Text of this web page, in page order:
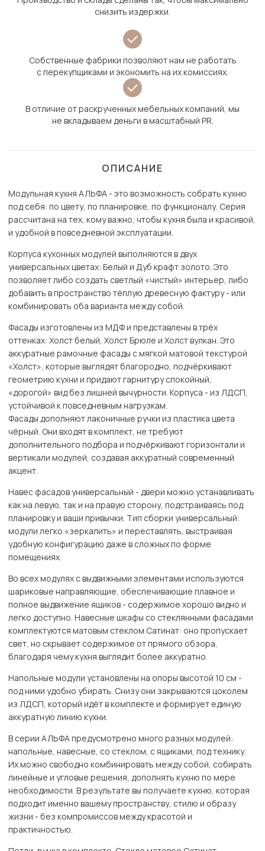
снизить издержки.
Собственные фабрики позволяют нам не работать
с перекупщиками и экономить на их комиссиях.
В отличие от раскрученных мебельных компаний, мы
не вкладываем деньги в масштабный PR.
ОПИСАНИЕ
Модульная кухня АЛЬФА - это возможность собрать кухню
под себя: по цвету, по планировке, по функционалу. Серия
рассчитана на тех, кому важно, чтобы кухня была и красивой,
и удобной в повседневной эксплуатации.
Корпуса кухонных модулей выполняются в двух
универсальных цветах: Белый и Дуб крафт золото. Это
позволяет либо создать светлый «чистый» интерьер, либо
добавить в пространство тёплую древесную фактуру - или
комбинировать оба варианта между собой.
Фасады изготовлены из МДФ и представлены в трёх
оттенках: Холст белый, Холст Брюле и Холст вулкан. Это
аккуратные рамочные фасады с мягкой матовой текстурой
«Холст», которые выглядят благородно, подчёркивают
геометрию кухни и придают гарнитуру спокойный,
«дорогой» вид без лишней вычурности. Корпуса - из ЛДСП,
устойчивой к повседневным нагрузкам.
Фасады дополняют лаконичные ручки из пластика цвета
чёрный. Они входят в комплект, не требуют
дополнительного подбора и подчёркивают горизонтали и
вертикали модулей, создавая аккуратный современный
акцент.
Навес фасадов универсальный - двери можно устанавливать
как на левую, так и на правую сторону, подстраиваясь под
планировку и ваши привычки. Тип сборки универсальный:
модули легко «зеркалить» и переставлять, выстраивая
удобную конфигурацию даже в сложных по форме
помещениях.
Во всех модулях с выдвижными элементами используются
шариковые направляющие, обеспечивающие плавное и
полное выдвижение ящиков - содержимое хорошо видно и
легко доступно. Навесные шкафы со стеклянными фасадами
комплектуются матовым стеклом Сатинат: оно пропускает
свет, но скрывает содержимое от прямого обзора,
благодаря чему кухня выглядит более аккуратно.
Напольные модули установлены на опоры высотой 10 см -
под ними удобно убирать. Снизу они закрываются цоколем
из ЛДСП, который идёт в комплекте и формирует единую
аккуратную линию кухни.
В серии АЛЬФА предусмотрено много разных модулей:
напольные, навесные, со стеклом, с ящиками, под технику.
Их можно свободно комбинировать между собой, собирать
линейные и угловые решения, дополнять кухню по мере
необходимости. В результате вы получаете кухню, которая
подходит именно вашему пространству, стилю и образу
жизни - без компромиссов между красотой и
практичностью.